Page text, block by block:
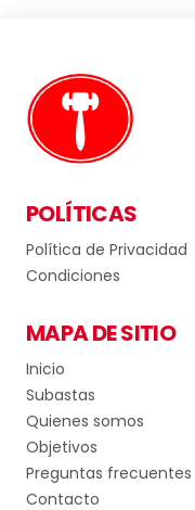
POLÍTICAS
Política de Privacidad
Condiciones
MAPA DE SITIO
Inicio
Subastas
Quienes somos
Objetivos
Preguntas frecuentes
Contacto